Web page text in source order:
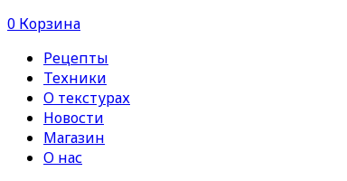
0 Корзина
Рецепты
Техники
О текстурах
Новости
Магазин
О нас